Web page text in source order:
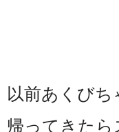
以前あくび
帰ってきた